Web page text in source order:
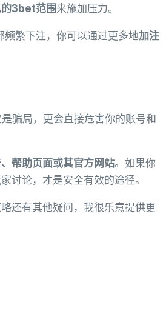
3bet范围来施加压力。
频繁下注，你可以通过更多地加注
骗局，更会直接危害你的账号和
帮助页面或其官方网站。如果你
讨论，才是安全有效的途径。
还有其他疑问，我很乐意提供更